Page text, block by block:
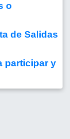
o
de Salidas
participar y